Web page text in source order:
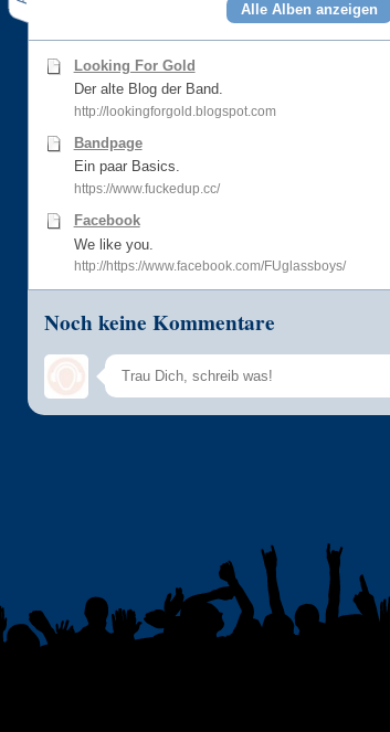
Alle Alben anzeigen
Looking For Gold
Der alte Blog der Band.
http://lookingforgold.blogspot.com
Bandpage
Ein paar Basics.
https://www.fuckedup.cc/
Facebook
We like you.
http://https://www.facebook.com/FUglassboys/
Noch keine Kommentare